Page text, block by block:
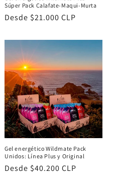
Súper Pack Calafate-Maqui-Murta
Precio
Desde $21.000 CLP
Gel energético Wildmate Pack
Unidos: Línea Plus y Original
Precio
Desde $40.200 CLP